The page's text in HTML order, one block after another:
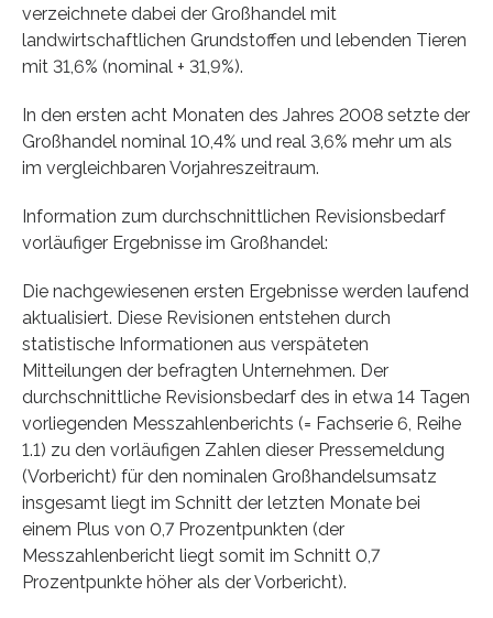
verzeichnete dabei der Großhandel mit
landwirtschaftlichen Grundstoffen und lebenden Tieren
mit 31,6% (nominal + 31,9%).
In den ersten acht Monaten des Jahres 2008 setzte der
Großhandel nominal 10,4% und real 3,6% mehr um als
im vergleichbaren Vorjahreszeitraum.
Information zum durchschnittlichen Revisionsbedarf
vorläufiger Ergebnisse im Großhandel:
Die nachgewiesenen ersten Ergebnisse werden laufend
aktualisiert. Diese Revisionen entstehen durch
statistische Informationen aus verspäteten
Mitteilungen der befragten Unternehmen. Der
durchschnittliche Revisionsbedarf des in etwa 14 Tagen
vorliegenden Messzahlenberichts (= Fachserie 6, Reihe
1.1) zu den vorläufigen Zahlen dieser Pressemeldung
(Vorbericht) für den nominalen Großhandelsumsatz
insgesamt liegt im Schnitt der letzten Monate bei
einem Plus von 0,7 Prozentpunkten (der
Messzahlenbericht liegt somit im Schnitt 0,7
Prozentpunkte höher als der Vorbericht).